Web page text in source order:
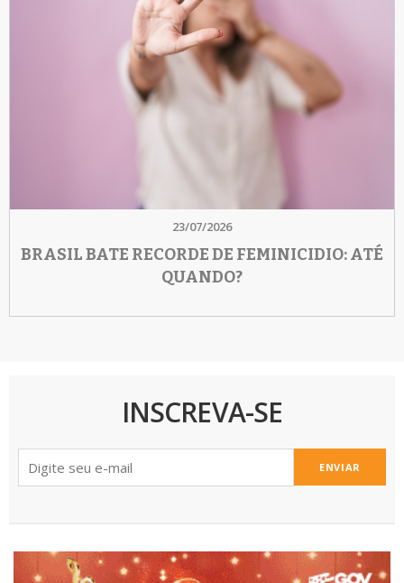
23/07/2026
BRASIL BATE RECORDE DE FEMINICIDIO: ATÉ
QUANDO?
INSCREVA-SE
ENVIAR